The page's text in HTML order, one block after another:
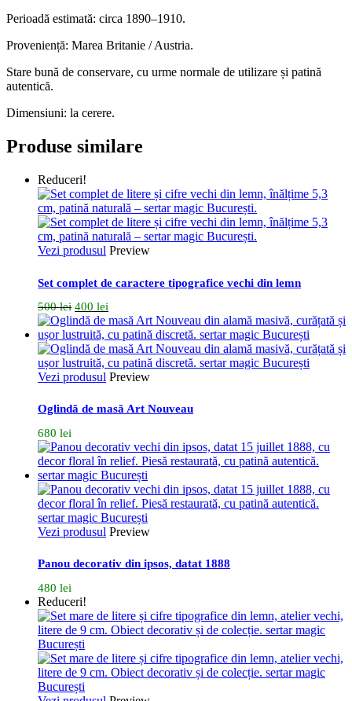
Perioadă estimată: circa 1890–1910.
Proveniență: Marea Britanie / Austria.
Stare bună de conservare, cu urme normale de utilizare și patină
autentică.
Dimensiuni: la cerere.
Produse similare
Reduceri!
Vezi produsul Preview
Set complet de caractere tipografice vechi din lemn
500lei Prețul
inițial
a
fost:
500 lei.
400 lei
curent
este:
400 lei.
Vezi produsul Preview
Oglindă de masă Art Nouveau
680 lei
Vezi produsul Preview
Panou decorativ din ipsos, datat 1888
480 lei
Reduceri!